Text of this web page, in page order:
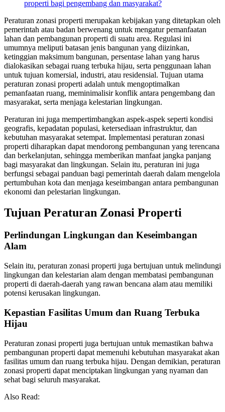
properti bagi pengembang dan masyarakat?
Peraturan zonasi properti merupakan kebijakan yang ditetapkan oleh
pemerintah atau badan berwenang untuk mengatur pemanfaatan
lahan dan pembangunan properti di suatu area. Regulasi ini
umumnya meliputi batasan jenis bangunan yang diizinkan,
ketinggian maksimum bangunan, persentase lahan yang harus
dialokasikan sebagai ruang terbuka hijau, serta penggunaan lahan
untuk tujuan komersial, industri, atau residensial. Tujuan utama
peraturan zonasi properti adalah untuk mengoptimalkan
pemanfaatan ruang, meminimalisir konflik antara pengembang dan
masyarakat, serta menjaga kelestarian lingkungan.
Peraturan ini juga mempertimbangkan aspek-aspek seperti kondisi
geografis, kepadatan populasi, ketersediaan infrastruktur, dan
kebutuhan masyarakat setempat. Implementasi peraturan zonasi
properti diharapkan dapat mendorong pembangunan yang terencana
dan berkelanjutan, sehingga memberikan manfaat jangka panjang
bagi masyarakat dan lingkungan. Selain itu, peraturan ini juga
berfungsi sebagai panduan bagi pemerintah daerah dalam mengelola
pertumbuhan kota dan menjaga keseimbangan antara pembangunan
ekonomi dan pelestarian lingkungan.
Tujuan Peraturan Zonasi Properti
Perlindungan Lingkungan dan Keseimbangan
Alam
Selain itu, peraturan zonasi properti juga bertujuan untuk melindungi
lingkungan dan kelestarian alam dengan membatasi pembangunan
properti di daerah-daerah yang rawan bencana alam atau memiliki
potensi kerusakan lingkungan.
Kepastian Fasilitas Umum dan Ruang Terbuka
Hijau
Peraturan zonasi properti juga bertujuan untuk memastikan bahwa
pembangunan properti dapat memenuhi kebutuhan masyarakat akan
fasilitas umum dan ruang terbuka hijau. Dengan demikian, peraturan
zonasi properti dapat menciptakan lingkungan yang nyaman dan
sehat bagi seluruh masyarakat.
Also Read: